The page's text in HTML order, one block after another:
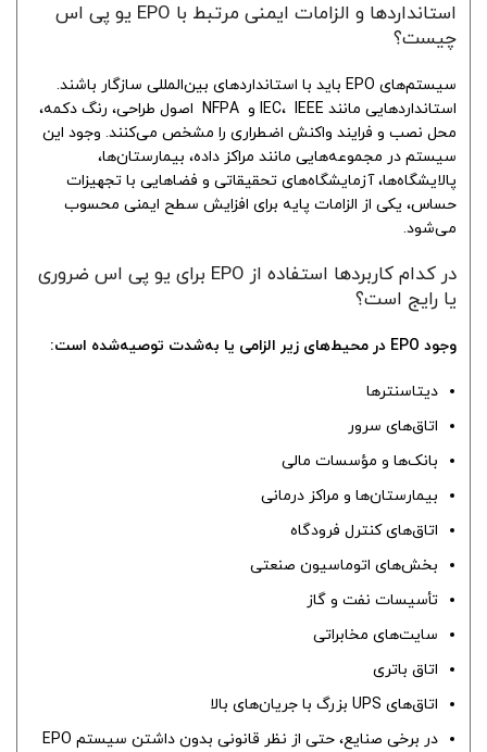
استانداردها و الزامات ایمنی مرتبط با EPO یو پی اس
چیست؟
سیستم‌های EPO باید با استانداردهای بین‌المللی سازگار باشند.
استانداردهایی مانند IEC، IEEE و NFPA اصول طراحی، رنگ دکمه،
محل نصب و فرایند واکنش اضطراری را مشخص می‌کنند. وجود این
سیستم در مجموعه‌هایی مانند مراکز داده، بیمارستان‌ها،
پالایشگاه‌ها، آزمایشگاه‌های تحقیقاتی و فضاهایی با تجهیزات
حساس، یکی از الزامات پایه برای افزایش سطح ایمنی محسوب
می‌شود.
در کدام کاربردها استفاده از EPO برای یو پی اس ضروری
یا رایج است؟
وجود EPO در محیط‌های زیر الزامی یا به‌شدت توصیه‌شده است:
دیتاسنترها
اتاق‌های سرور
بانک‌ها و مؤسسات مالی
بیمارستان‌ها و مراکز درمانی
اتاق‌های کنترل فرودگاه
بخش‌های اتوماسیون صنعتی
تأسیسات نفت و گاز
سایت‌های مخابراتی
اتاق باتری
اتاق‌های UPS بزرگ با جریان‌های بالا
در برخی صنایع، حتی از نظر قانونی بدون داشتن سیستم EPO